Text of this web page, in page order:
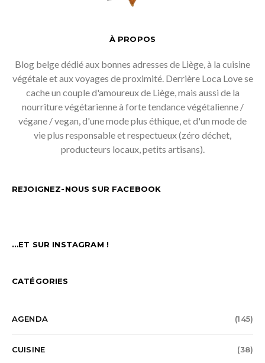
À PROPOS
Blog belge dédié aux bonnes adresses de Liège, à la cuisine
végétale et aux voyages de proximité. Derrière Loca Love se
cache un couple d'amoureux de Liège, mais aussi de la
nourriture végétarienne à forte tendance végétalienne /
végane / vegan, d'une mode plus éthique, et d'un mode de
vie plus responsable et respectueux (zéro déchet,
producteurs locaux, petits artisans).
REJOIGNEZ-NOUS SUR FACEBOOK
…ET SUR INSTAGRAM !
CATÉGORIES
AGENDA (145)
CUISINE (38)